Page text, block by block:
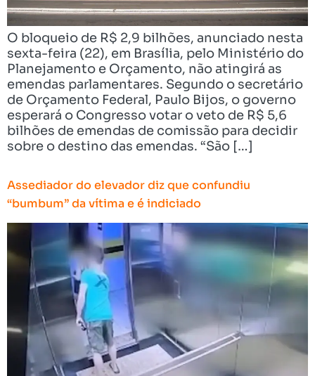
O bloqueio de R$ 2,9 bilhões, anunciado nesta
sexta-feira (22), em Brasília, pelo Ministério do
Planejamento e Orçamento, não atingirá as
emendas parlamentares. Segundo o secretário
de Orçamento Federal, Paulo Bijos, o governo
esperará o Congresso votar o veto de R$ 5,6
bilhões de emendas de comissão para decidir
sobre o destino das emendas. “São […]
Assediador do elevador diz que confundiu
“bumbum” da vítima e é indiciado